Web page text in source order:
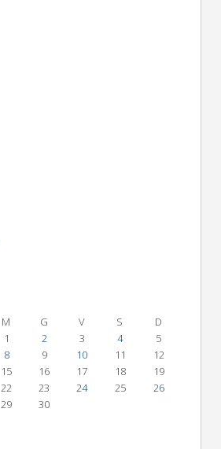
M G V S
D
1
2 3 4
5
8 9 10 11
12
15 16 17 18
19
22 23 24 25
26
29 30